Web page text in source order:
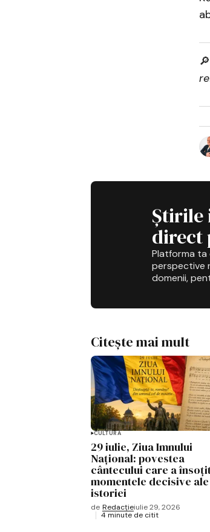
Știrile
direct
Platforma ta
perspective
domenii,
Citește mai mult
CULTURĂ
29 iulie, Ziua Imnului
Național: povestea
cântecului care a
momentele decisive ale
istoriei
de Redacțieiulie 29, 2026
4 minute de citit